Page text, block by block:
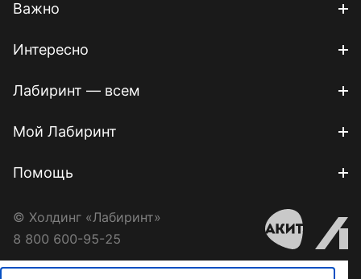
Важно
Интересно
Лабиринт — всем
Мой Лабиринт
Помощь
© Холдинг «Лабиринт»
8 800 600-95-25